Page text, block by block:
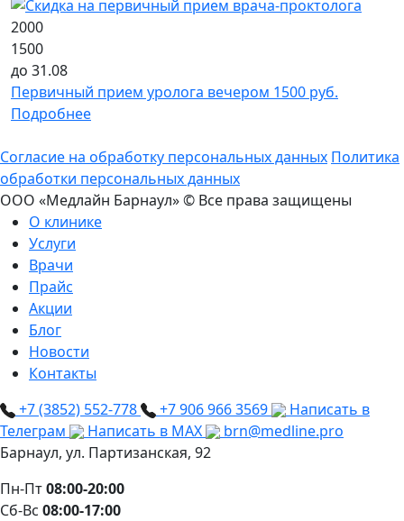
2000
1500
до 31.08
Первичный прием уролога вечером 1500 руб.
Подробнее
Согласие на обработку персональных данных Политика
обработки персональных данных
ООО «Медлайн Барнаул» © Все права защищены
О клинике
Услуги
Врачи
Прайс
Акции
Блог
Новости
Контакты
+7 (3852) 552‑778
+7 906 966 3569
Написать в
Телеграм
Написать в MAX
brn@medline.pro
Барнаул, ул. Партизанская, 92
Пн-Пт08:00-20:00
Сб-Вс 08:00-17:00